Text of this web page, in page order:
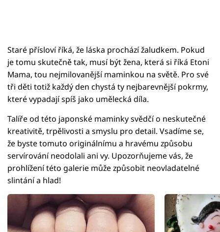
Staré přísloví říká, že láska prochází žaludkem. Pokud
je tomu skutečně tak, musí být žena, která si říká Etoni
Mama, tou nejmilovanější maminkou na světě. Pro své
tři děti totiž každý den chystá ty nejbarevnější pokrmy,
které vypadají spíš jako umělecká díla.
Talíře od této japonské maminky svědčí o neskutečné
kreativitě, trpělivosti a smyslu pro detail. Vsadíme se,
že byste tomuto originálnímu a hravému způsobu
servírování neodolali ani vy. Upozorňujeme vás, že
prohlížení této galerie může způsobit neovladatelné
slintání a hlad!